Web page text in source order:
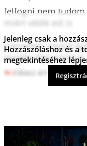
felfogni nem
miért védik ezt is
szerintem anyjuk
rendőrsége vinné el
Válasz erre 4 1
Jelenleg csak a
Hozzászóláshoz és a
megtekintéséhez